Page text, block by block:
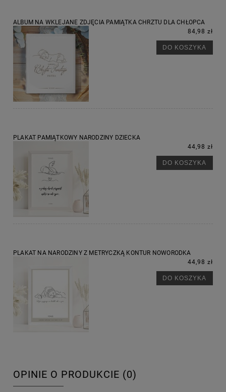
ALBUM NA WKLEJANE ZDJĘCIA PAMIĄTKA CHRZTU DLA CHŁOPCA
84,98 zł
DO KOSZYKA
PLAKAT PAMIĄTKOWY NARODZINY DZIECKA
44,98 zł
DO KOSZYKA
PLAKAT NA NARODZINY Z METRYCZKĄ KONTUR NOWORODKA
44,98 zł
DO KOSZYKA
OPINIE O PRODUKCIE (0)